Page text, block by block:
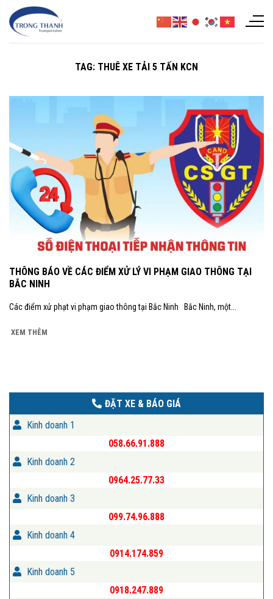
Chuyển
đến
TAG: THUÊ XE TẢI 5 TẤN KCN
THÔNG BÁO VỀ CÁC ĐIỂM XỬ LÝ VI PHẠM GIAO THÔNG TẠI
BẮC NINH
Các điểm xử phạt vi phạm giao thông tại Bắc Ninh Bắc Ninh, một...
XEM THÊM
ĐẶT XE & BÁO GIÁ
Kinh doanh 1
058.66.91.888
Kinh doanh 2
0964.25.77.33
Kinh doanh 3
099.74.96.888
Kinh doanh 4
0914.174.859
Kinh doanh 5
0918.247.889